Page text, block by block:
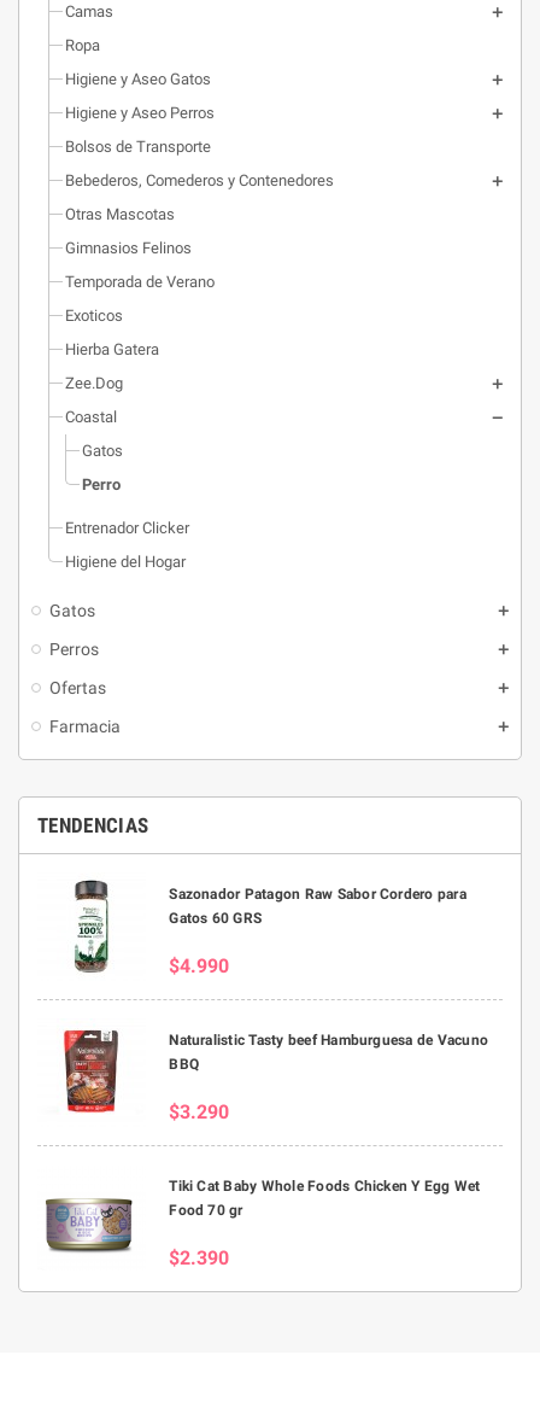
Camas
Ropa
Higiene y Aseo Gatos
Higiene y Aseo Perros
Bolsos de Transporte
Bebederos, Comederos y Contenedores
Otras Mascotas
Gimnasios Felinos
Temporada de Verano
Exoticos
Hierba Gatera
Zee.Dog
Coastal
Gatos
Perro
Entrenador Clicker
Higiene del Hogar
Gatos
Perros
Ofertas
Farmacia
TENDENCIAS
Sazonador Patagon Raw Sabor Cordero para
Gatos 60 GRS
$4.990
Naturalistic Tasty beef Hamburguesa de Vacuno
BBQ
$3.290
Tiki Cat Baby Whole Foods Chicken Y Egg Wet
Food 70 gr
$2.390